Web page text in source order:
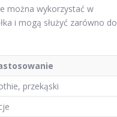
można wykorzystać w
i mogą służyć zarówno do
przekąski